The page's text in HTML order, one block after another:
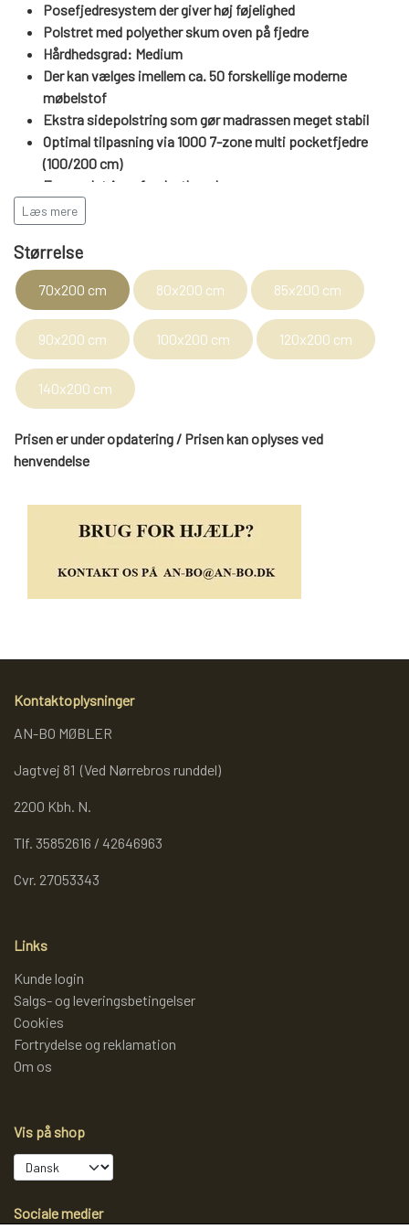
DAYBED/CHAISELONG
ENTRE
BELYSNING
REOL MISTRAL
REOL BASIC
REOLER/OPBEVARING
BOGREOLER 40 CM DYBDE
SPEJLE
BELYSNING
VÆGPANELER
SPEJLE
BELYSNING
SPEJLE
VÆGPANELER
SPEJLE
PARKERING
AFHENTNING
MONTERING & LEVERING
Posefjedresystem der giver høj føjelighed
Polstret med polyether skum oven på fjedre
Hårdhedsgrad: Medium
Der kan vælges imellem ca. 50 forskellige moderne
møbelstof
Ekstra sidepolstring som gør madrassen meget stabil
Optimal tilpasning via 1000 7-zone multi pocketfjedre
(100/200 cm)
Formpolstring af polyether skum
Øko-tex 100 standart cetificeret
Fås i 70-80-85-90-100-120-140/200 cm
Kontakt for længde 190/210/220 cm
Læs mere
Størrelse
70x200 cm 80x200 cm 85x200 cm
90x200 cm 100x200 cm 120x200 cm
140x200 cm
Prisen er under opdatering / Prisen kan oplyses ved
henvendelse
Kontaktoplysninger
AN-BO MØBLER
Jagtvej 81 (Ved Nørrebros runddel)
2200 Kbh. N.
Tlf. 35852616 / 42646963
Cvr. 27053343
Links
Kunde login
Salgs- og leveringsbetingelser
Cookies
Fortrydelse og reklamation
Om os
Vis på shop
Sociale medier